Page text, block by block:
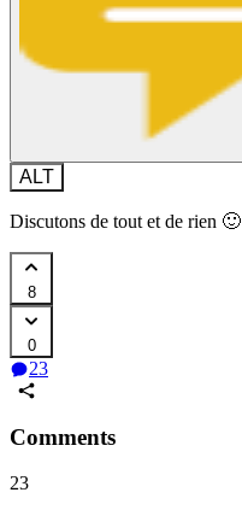
ALT
Discutons de tout et de rien 🙂
8
0
23
Comments
23